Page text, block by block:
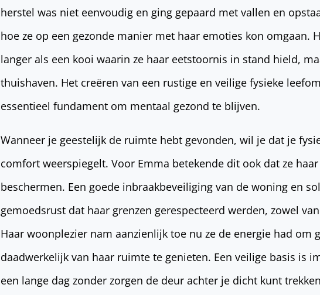
herstel was niet eenvoudig en ging gepaard met vallen en
hoe ze op een gezonde manier met haar emoties kon omgaan.
langer als een kooi waarin ze haar eetstoornis in stand hield,
thuishaven. Het creëren van een rustige en veilige fysieke
essentieel fundament om mentaal gezond te blijven.
Wanneer je geestelijk de ruimte hebt gevonden, wil je dat je
comfort weerspiegelt. Voor Emma betekende dit ook dat ze
beschermen. Een goede inbraakbeveiliging van de woning en
gemoedsrust dat haar grenzen gerespecteerd werden, zowel
Haar woonplezier nam aanzienlijk toe nu ze de energie had om
daadwerkelijk van haar ruimte te genieten. Een veilige basis is
een lange dag zonder zorgen de deur achter je dicht kunt